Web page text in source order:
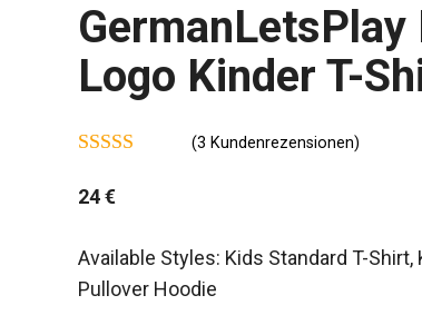
Logo Kinder T-
(3 Kundenrezensionen)
24€
Available Styles: Kids Standard T-
Pullover Hoodie